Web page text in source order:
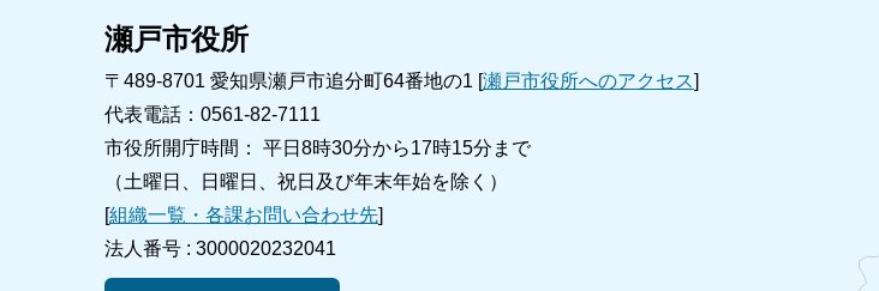
瀬戸市役所
〒489-8701 愛知県瀬戸市追分町64番地の1 [瀬戸市役所へのアクセス]
代表電話：0561-82-7111
市役所開庁時間： 平日8時30分から17時15分まで
（土曜日、日曜日、祝日及び年末年始を除く）
[組織一覧・各課お問い合わせ先]
法人番号 : 3000020232041